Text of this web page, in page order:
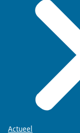
Actueel